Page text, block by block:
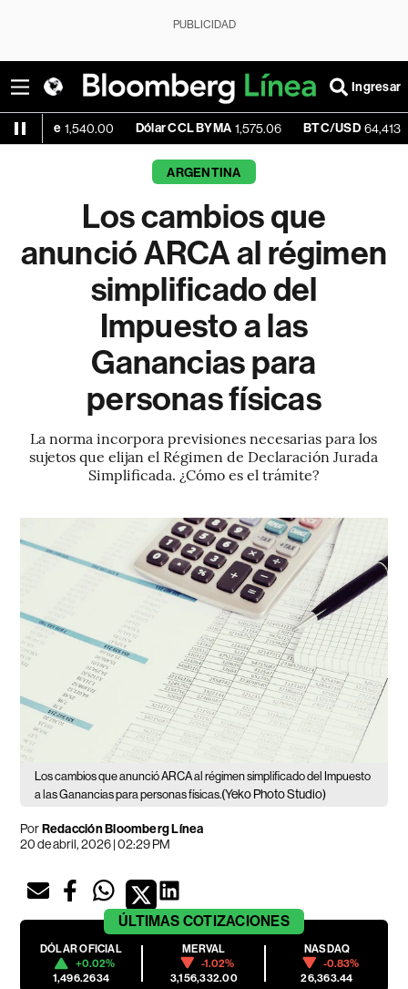
PUBLICIDAD
Ingresar
1,540.00 Dólar CCL BYMA 1,575.06 BTC/USD 64,413.58 -
ARGENTINA
Los cambios que
anunció ARCA al régimen
simplificado del
Impuesto a las
Ganancias para
personas físicas
La norma incorpora previsiones necesarias para los
sujetos que elijan el Régimen de Declaración Jurada
Simplificada. ¿Cómo es el trámite?
Los cambios que anunció ARCA al régimen simplificado del Impuesto
a las Ganancias para personas físicas.(Yeko Photo Studio)
PorRedacción Bloomberg Línea
20 de abril, 2026 | 02:29 PM
ÚLTIMAS COTIZACIONES
DÓLAR OFICIAL
+0.02%
1,496.2634
MERVAL
-1.02%
3,156,332.00
NASDAQ
-0.83%
26,363.44